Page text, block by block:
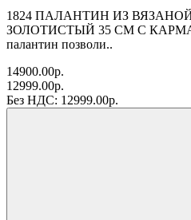
1824 ПАЛАНТИН ИЗ
ЗОЛОТИСТЫЙ 35 СМ С
палантин позволи..
14900.00р.
12999.00р.
Без НДС: 12999.00р.